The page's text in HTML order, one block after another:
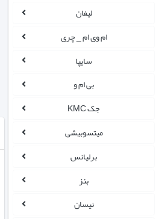
لیفان
ام وی ام _ چری
سایپا
بی ام و
جک KMC
میتسوبیشی
برلیانس
بنز
نیسان